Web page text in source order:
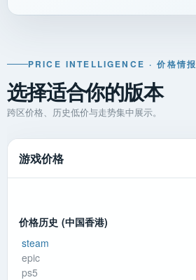
PRICE INTELLIGENCE · 价格情报
选择适合你的版本
跨区价格、历史低价与走势集中展示。
游戏价格
价格历史 (中国香港)
steam
epic
ps5